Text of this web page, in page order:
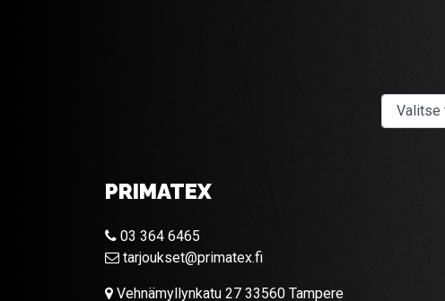
PRIMATEX
03 364 6465
tarjoukset@primatex.fi
Vehnämyllynkatu 27 33560 Tampere